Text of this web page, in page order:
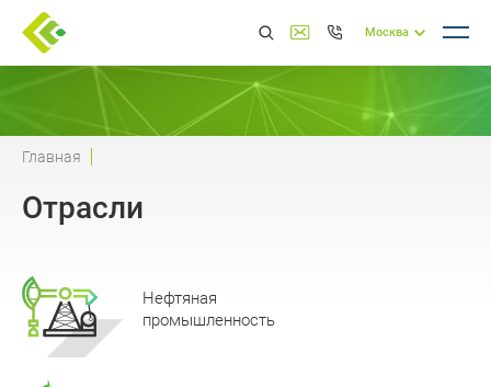
Москва
Главная
Отрасли
Нефтяная
промышленность